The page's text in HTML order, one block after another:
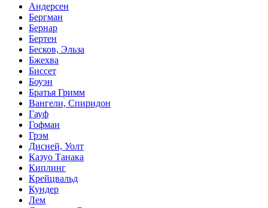
Андерсен
Бергман
Бернар
Бертен
Бесков, Эльза
Бжехва
Биссет
Боуэн
Братья Гримм
Вангели, Спиридон
Гауф
Гофман
Грэм
Дисней, Уолт
Казуо Танака
Киплинг
Крейцвальд
Кундер
Лем